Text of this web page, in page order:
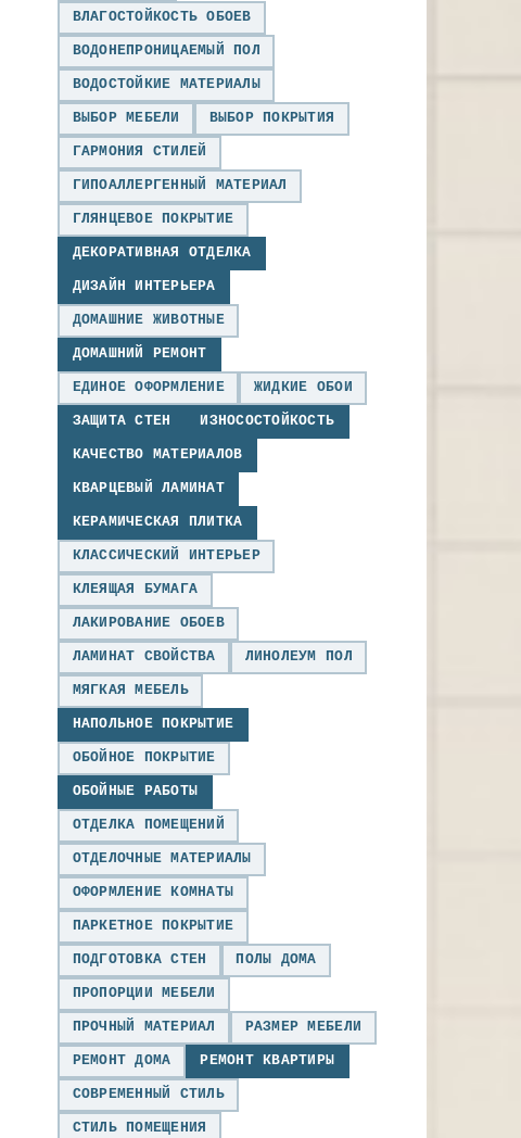
ВЛАГОСТОЙКОСТЬ ОБОЕВ
ВОДОНЕПРОНИЦАЕМЫЙ ПОЛ
ВОДОСТОЙКИЕ МАТЕРИАЛЫ
ВЫБОР МЕБЕЛИ ВЫБОР ПОКРЫТИЯ
ГАРМОНИЯ СТИЛЕЙ
ГИПОАЛЛЕРГЕННЫЙ МАТЕРИАЛ
ГЛЯНЦЕВОЕ ПОКРЫТИЕ
ДЕКОРАТИВНАЯ ОТДЕЛКА
ДИЗАЙН ИНТЕРЬЕРА
ДОМАШНИЕ ЖИВОТНЫЕ
ДОМАШНИЙ РЕМОНТ
ЕДИНОЕ ОФОРМЛЕНИЕ ЖИДКИЕ ОБОИ
ЗАЩИТА СТЕН ИЗНОСОСТОЙКОСТЬ
КАЧЕСТВО МАТЕРИАЛОВ
КВАРЦЕВЫЙ ЛАМИНАТ
КЕРАМИЧЕСКАЯ ПЛИТКА
КЛАССИЧЕСКИЙ ИНТЕРЬЕР
КЛЕЯЩАЯ БУМАГА
ЛАКИРОВАНИЕ ОБОЕВ
ЛАМИНАТ СВОЙСТВА ЛИНОЛЕУМ ПОЛ
МЯГКАЯ МЕБЕЛЬ
НАПОЛЬНОЕ ПОКРЫТИЕ
ОБОЙНОЕ ПОКРЫТИЕ
ОБОЙНЫЕ РАБОТЫ
ОТДЕЛКА ПОМЕЩЕНИЙ
ОТДЕЛОЧНЫЕ МАТЕРИАЛЫ
ОФОРМЛЕНИЕ КОМНАТЫ
ПАРКЕТНОЕ ПОКРЫТИЕ
ПОДГОТОВКА СТЕН ПОЛЫ ДОМА
ПРОПОРЦИИ МЕБЕЛИ
ПРОЧНЫЙ МАТЕРИАЛ РАЗМЕР МЕБЕЛИ
РЕМОНТ ДОМА РЕМОНТ КВАРТИРЫ
СОВРЕМЕННЫЙ СТИЛЬ
СТИЛЬ ПОМЕЩЕНИЯ